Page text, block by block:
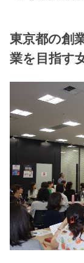
東京都の創
業を目指す